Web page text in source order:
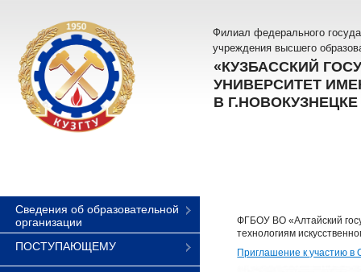
Филиал федерального
учреждения высшего
«КУЗБАССКИЙ
УНИВЕРСИТЕТ
В Г.НОВОКУЗНЕЦКЕ
Сведения об образовательной
организации
ПОСТУПАЮЩЕМУ
ФГБОУ ВО «Алтайский
технологиям
Приглашение к участию